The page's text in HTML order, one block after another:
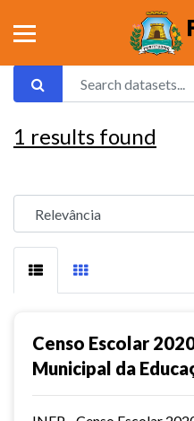
1 results found
Censo Escolar
Municipal da